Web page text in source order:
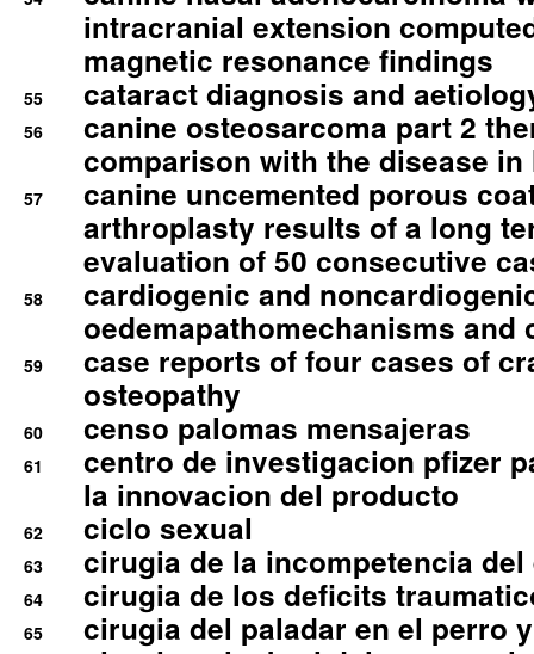
intracranial extension
magnetic resonance findings
55 cataract diagnosis and
56
canine osteosarcoma part 2
comparison with the disease in
57
canine uncemented porous
arthroplasty results of a long
evaluation of 50 consecutive
58
cardiogenic and
oedemapathomechanisms and
59
case reports of four cases of
osteopathy
60 censo palomas mensajeras
61
centro de investigacion pfizer
la innovacion del producto
62 ciclo sexual
63 cirugia de la incompetencia
64 cirugia de los deficits
65 cirugia del paladar en el perro